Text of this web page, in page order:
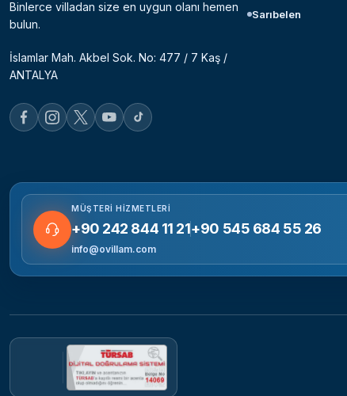
Binlerce villadan size en uygun olanı hemen
bulun.
İslamlar Mah. Akbel Sok. No: 477 / 7 Kaş /
ANTALYA
Sarıbelen
MÜŞTERI HIZMETLERI
+90 242 844 11 21+90 545 684 55 26
info@ovillam.com